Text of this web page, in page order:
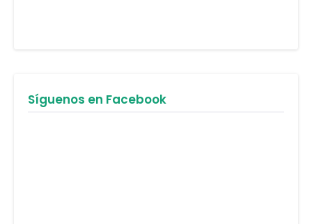
Síguenos en Facebook